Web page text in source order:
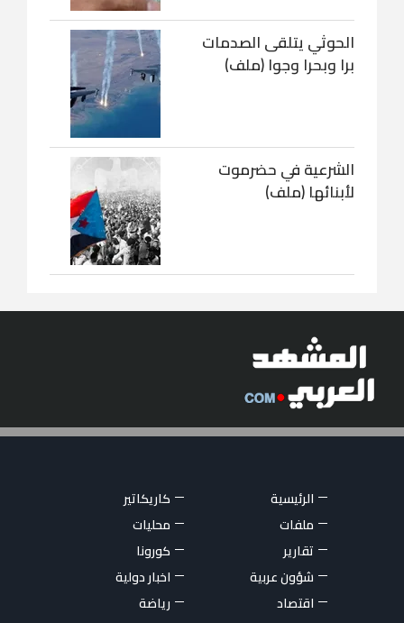
الحوثي يتلقى الصدمات
برا وبحرا وجوا (ملف)
الشرعية في حضرموت
لأبنائها (ملف)
الرئيسية
كاريكاتير
ملفات
محليات
تقارير
كورونا
شؤون عربية
اخبار دولية
اقتصاد
رياضة